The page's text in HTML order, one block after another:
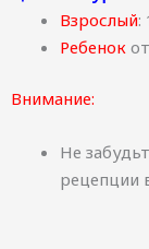
Взрослый:
Ребенок
Внимание:
Не
рецепции